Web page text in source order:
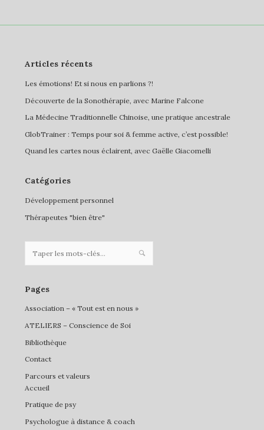
Articles récents
Les émotions! Et si nous en parlions ?!
Découverte de la Sonothérapie, avec Marine Falcone
La Médecine Traditionnelle Chinoise, une pratique ancestrale
GlobTrainer : Temps pour soi & femme active, c’est possible!
Quand les cartes nous éclairent, avec Gaëlle Giacomelli
Catégories
Développement personnel
Thérapeutes "bien être"
Pages
Association – « Tout est en nous »
ATELIERS – Conscience de Soi
Bibliothèque
Contact
Parcours et valeurs
Accueil
Pratique de psy
Psychologue à distance & coach